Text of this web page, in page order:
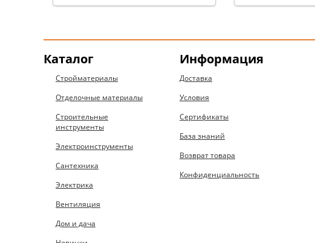
Каталог
Стройматериалы
Отделочные материалы
Строительные
инструменты
Электроинструменты
Сантехника
Электрика
Вентиляция
Дом и дача
Информация
Доставка
Условия
Сертификаты
База знаний
Возврат товара
Конфиденциальность